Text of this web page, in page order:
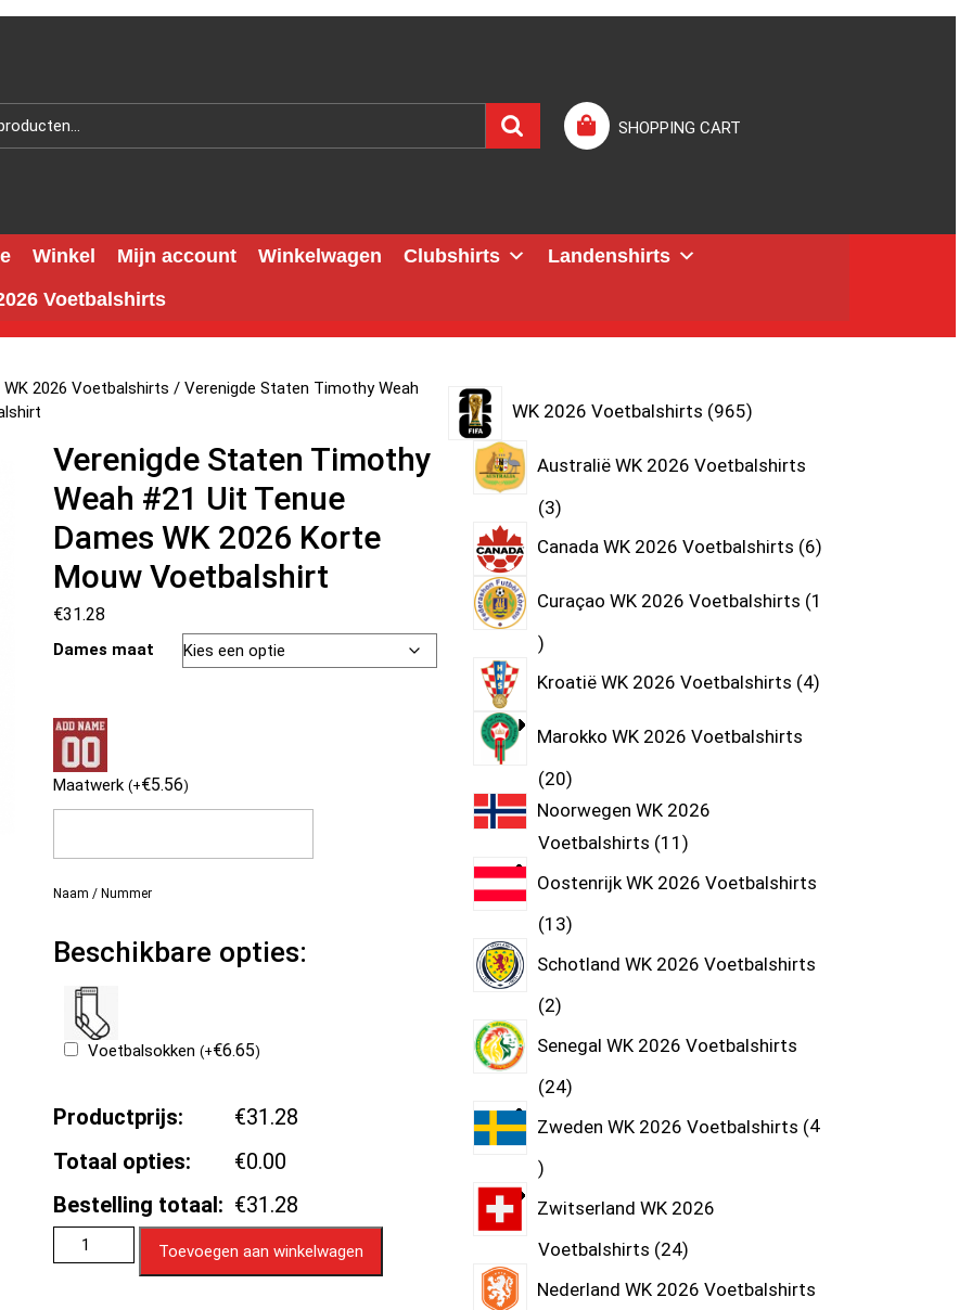
SHOPPING CART
Winkel Mijn account Winkelwagen Clubshirts
Landenshirts
Voetbalshirts
2026 Voetbalshirts / Verenigde Staten Timothy Weah
Verenigde Staten Timothy
Weah #21 Uit Tenue
Dames WK 2026 Korte
Mouw Voetbalshirt
€31.28
Dames maat
Maatwerk (+€5.56)
Naam / Nummer
Beschikbare opties:
Voetbalsokken (+€6.65)
Productprijs:
€31.28
Totaal opties:
€0.00
Bestelling totaal: €31.28
Toevoegen aan winkelwagen
WK 2026 Voetbalshirts 965
Australië WK 2026 Voetbalshirts
3
Canada WK 2026 Voetbalshirts 6
Curaçao WK 2026 Voetbalshirts 1
Kroatië WK 2026 Voetbalshirts 4
Marokko WK 2026 Voetbalshirts
20
Noorwegen WK 2026
Voetbalshirts 11
Oostenrijk WK 2026 Voetbalshirts
13
Schotland WK 2026 Voetbalshirts
2
Senegal WK 2026 Voetbalshirts
24
Zweden WK 2026 Voetbalshirts 4
Zwitserland WK 2026
Voetbalshirts 24
Nederland WK 2026 Voetbalshirts